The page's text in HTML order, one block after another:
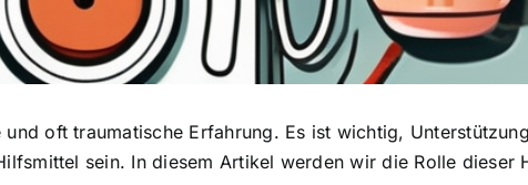
oft traumatische Erfahrung. Es ist wichtig,
sein. In diesem Artikel werden wir die Rolle dieser